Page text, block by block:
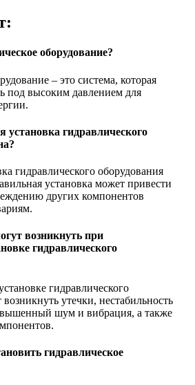
оборудование?
– это система, которая
под высоким давлением для
установка гидравлического
гидравлического оборудования
установка может привести
других компонентов
возникнуть при
гидравлического
гидравлического
утечки, нестабильность
шум и вибрация, а также
гидравлическое